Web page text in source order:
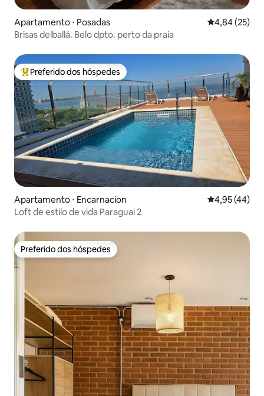
Apartamento ⋅ Posadas 4,84 de uma
4,84 (25)
Brisas delballá. Belo dpto. perto da praia
Entre os melhores preferidos dos hóspedes
Preferido dos hóspedes
Apartamento ⋅ Encarnacion 4,95 de uma
4,95 (44)
Loft de estilo de vida Paraguai 2
Preferido dos hóspedes
Preferido dos hóspedes